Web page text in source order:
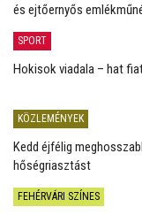
és ejtőernyős
SPORT
Hokisok viadala – hat
KÖZLEMÉNYEK
Kedd éjfélig
hőségriasztást
FEHÉRVÁRI SZÍNES